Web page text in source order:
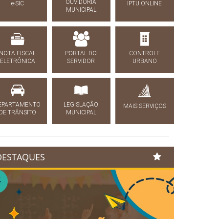
e-SIC
OUVIDORIA
MUNICIPAL
IPTU ONLINE
FISCAL
ELETRÔNICA
PORTAL DO
SERVIDOR
CONTROLE
URBANO
TRÂNSITO
LEGISLAÇÃO
MUNICIPAL
MAIS SERVIÇOS